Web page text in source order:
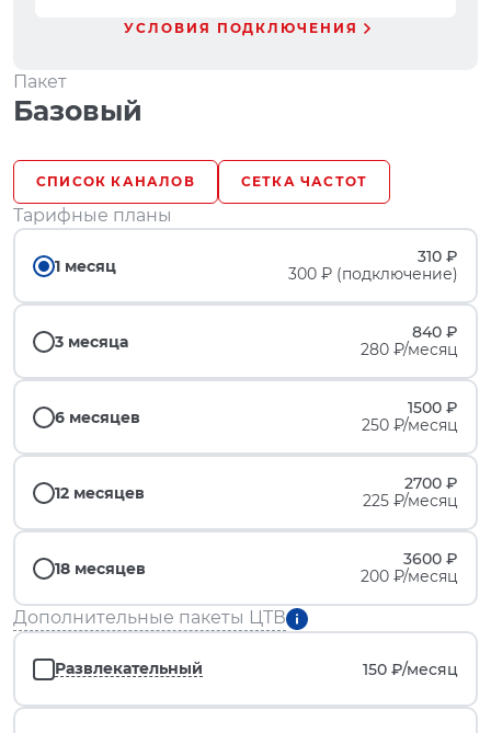
УСЛОВИЯ ПОДКЛЮЧЕНИЯ
Пакет
Базовый
СПИСОК КАНАЛОВ СЕТКА ЧАСТОТ
Тарифные планы
1 месяц
310 ₽
300 ₽ (подключение)
3 месяца
840 ₽
280 ₽/месяц
6 месяцев
1500 ₽
250 ₽/месяц
12 месяцев
2700 ₽
225 ₽/месяц
18 месяцев
3600 ₽
200 ₽/месяц
Дополнительные пакеты ЦТВ
Развлекательный 150 ₽/месяц